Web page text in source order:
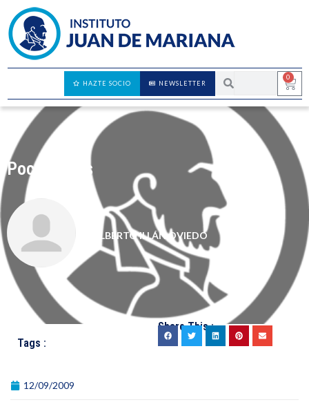
0
NEWSLETTER
HAZTE SOCIO
Pocas luces
ALBERTO ILLÁN OVIEDO
Tags :
Share This :
12/09/2009